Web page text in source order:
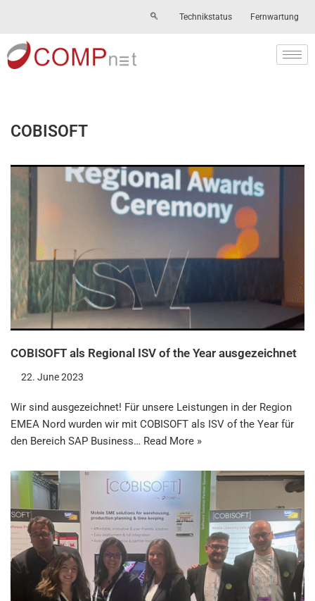
Skip
to
content
Technikstatus Fernwartung
COBISOFT
COBISOFT als Regional ISV of the Year ausgezeichnet
22. June 2023
Wir sind ausgezeichnet! Für unsere Leistungen in der Region
EMEA Nord wurden wir mit COBISOFT als ISV of the Year für
den Bereich SAP Business… Read More »